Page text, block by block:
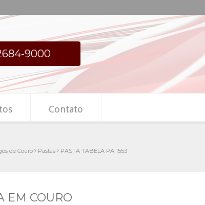
9000
Contato
de Couro Pastas PASTA TABELA PA 1553
EM COURO